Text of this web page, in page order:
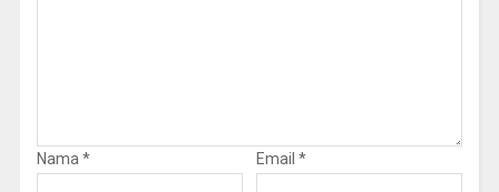
Nama* Email *